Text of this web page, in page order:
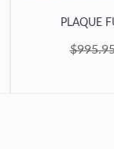
PLAQUE